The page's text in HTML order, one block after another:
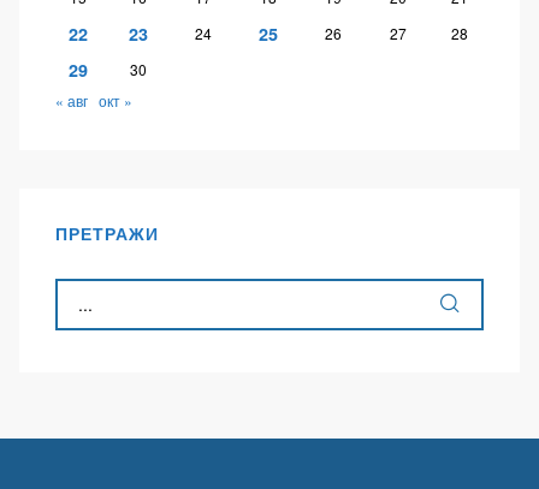
22 23 24 25 26 27 28
29
30
« авг окт »
ПРЕТРАЖИ